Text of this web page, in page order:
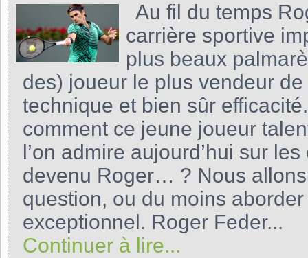
Au fil du temps
carrière sportive
plus beaux
des) joueur le plus vendeur
technique et bien sûr
comment ce jeune joueur
l’on admire aujourd’hui sur
devenu Roger… ? Nous
question, ou du moins
exceptionnel. Roger Feder...
Continuer à lire...